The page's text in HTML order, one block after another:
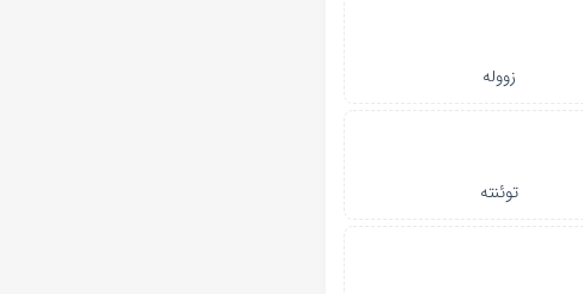
زووله
توئنته